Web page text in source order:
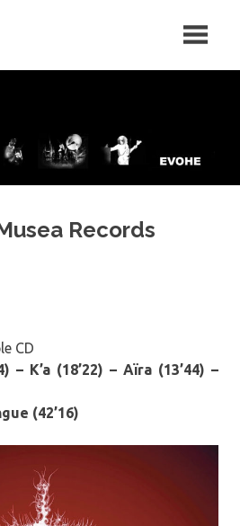
Records
CD
– K’a (18’22) – Aïra (13’44) –
(42’16)